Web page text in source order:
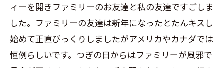
ィーを開きファミリーのお友達と私の友達ですごしま
した。ファミリーの友達は新年になったとたんキスし
始めて正直びっくりしましたがアメリカやカナダでは
恒例らしいです。つぎの日からはファミリーが風邪で